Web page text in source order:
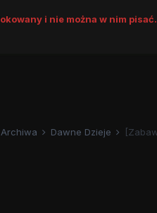
i nie można w nim pisać.
Dawne Dzieje